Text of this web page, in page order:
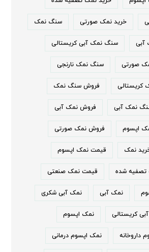
خرید نمک صورتی سنگ نمک
آبی سنگ نمک آبی کریستالی
صورتی سنگ نمک نارنجی
کریستالی فروش سنگ نمک
نمک آبی فروش نمک آبی
اپسوم فروش نمک صورتی
نمک قیمت نمک اپسوم
شده قیمت نمک صنعتی
نمک آبی نمک آبی شکری
کریستالی نمک اپسوم
داروخانه نمک اپسوم درمانی